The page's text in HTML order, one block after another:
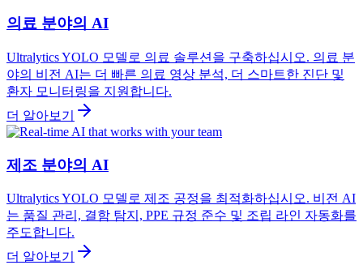
의료 분야의 AI
Ultralytics YOLO 모델로 의료 솔루션을 구축하십시오. 의료 분
야의 비전 AI는 더 빠른 의료 영상 분석, 더 스마트한 진단 및
환자 모니터링을 지원합니다.
더 알아보기
제조 분야의 AI
Ultralytics YOLO 모델로 제조 공정을 최적화하십시오. 비전 AI
는 품질 관리, 결함 탐지, PPE 규정 준수 및 조립 라인 자동화를
주도합니다.
더 알아보기